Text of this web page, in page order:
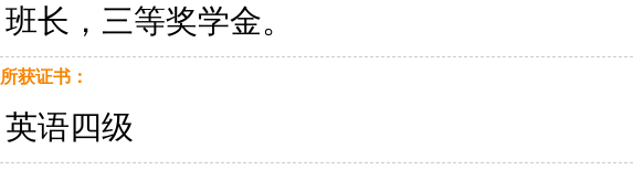
班长，三等奖学金。
所获证书：
英语四级